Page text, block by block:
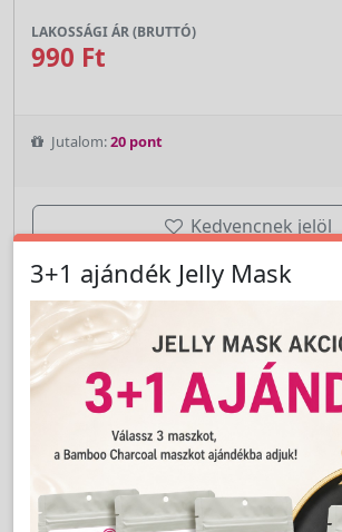
LAKOSSÁGI ÁR (BRUTTÓ)
990 Ft
Jutalom:20 pont
Kedvencnek jelöl
db Kosárba
3+1 ajándék Jelly Mask